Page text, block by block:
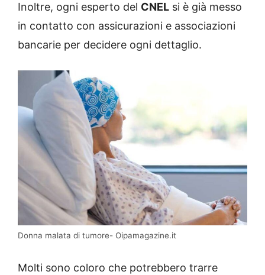
Inoltre, ogni esperto del CNEL si è già messo
in contatto con assicurazioni e associazioni
bancarie per decidere ogni dettaglio.
Donna malata di tumore- Oipamagazine.it
Molti sono coloro che potrebbero trarre